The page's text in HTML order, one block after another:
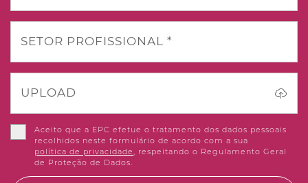
SETOR PROFISSIONAL *
UPLOAD
Aceito que a EPC efetue o tratamento dos dados pessoais
recolhidos neste formulário de acordo com a sua
política de privacidade, respeitando o Regulamento Geral
de Proteção de Dados.